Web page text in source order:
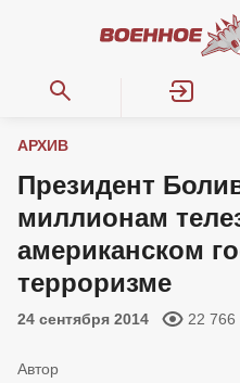
АРХИВ
Президент
миллионам
американском
терроризме
24 сентября 2014 22 766